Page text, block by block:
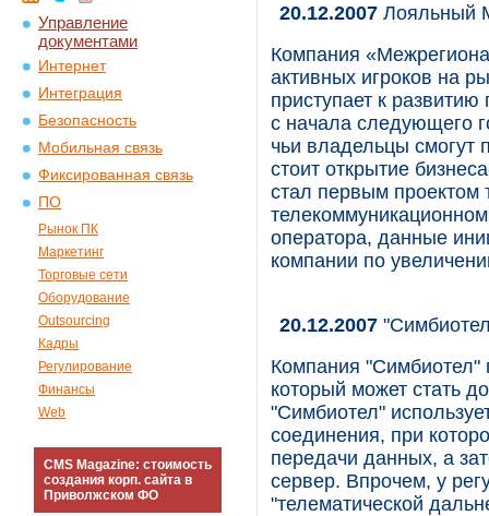
Управление
документами
Интернет
Интеграция
Безопасность
Мобильная связь
Фиксированная связь
ПО
Рынок ПК
Маркетинг
Торговые сети
Оборудование
Outsourcing
Кадры
Регулирование
Финансы
Web
CMS Magazine: стоимость
создания корп. сайта в
Приволжском ФО
20.12.2007 Лояльный
Компания
активных игроков на
приступает к
с начала следующего
чьи владельцы смогут
стоит открытие
стал первым проектом
оператора, данные
компании по
20.12.2007
Компания "Симбиотел"
который может стать
"Симбиотел"
соединения, при
передачи данных, а
сервер. Впрочем, у
"телематической